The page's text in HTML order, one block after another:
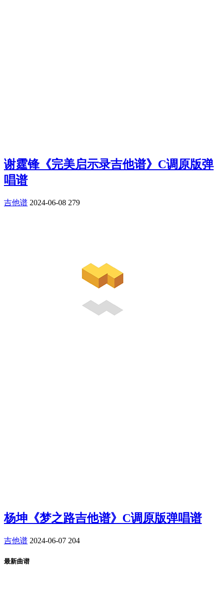
谢霆锋《完美启示录吉他谱》C调原版弹
唱谱
吉他谱 2024-06-08 279
杨坤《梦之路吉他谱》C调原版弹唱谱
吉他谱 2024-06-07 204
最新曲谱